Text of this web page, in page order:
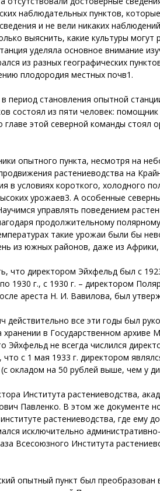
наблюдательных пунктов,
и не вели никаких
выяснить, какие культуры
уделяла основное внимание
из разных географических
плодородия местных почв1.
период становления опытной
состоял из пяти человек:
этой северной команды стоял
опытного пункта, несмотря на
растениеводства на
в условиях короткого, холодного
урожаев3. А особенные
управлять поведением
продолжительному
такие урожаи были бы
из южных районов, даже из Африки,
что директором Эйхфельд был с
1930 г., с 1930 г. – директором
ареста Н. И. Вавилова, был
действительно все эти годы был
в Государственном архиве
Эйхфельд не всегда числился
что с 1 мая 1933 г. директором
окладом на 50 рублей выше, чем у
Института растениеводства,
Павленко. В этом же документе
растениеводства, где
исключительно
Всесоюзного Института
опытный пункт был